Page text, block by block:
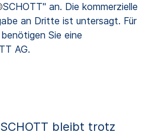
SCHOTT" an. Die kommerzielle
an Dritte ist untersagt. Für
Sie eine
AG.
bleibt trotz